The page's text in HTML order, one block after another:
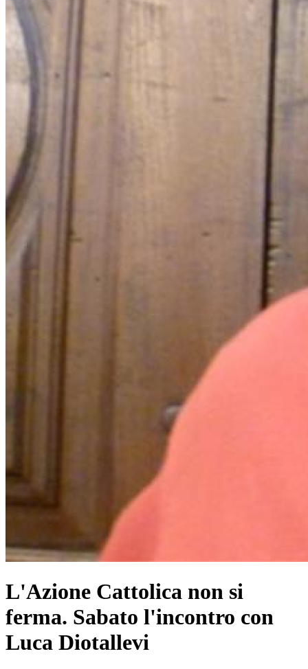
L'Azione Cattolica non si
ferma. Sabato l'incontro con
Luca Diotallevi